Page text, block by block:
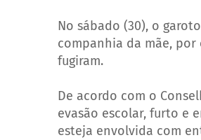
No sábado (30), o
companhia da mãe, por
fugiram.
De acordo com o
evasão escolar, furto e
esteja envolvida com